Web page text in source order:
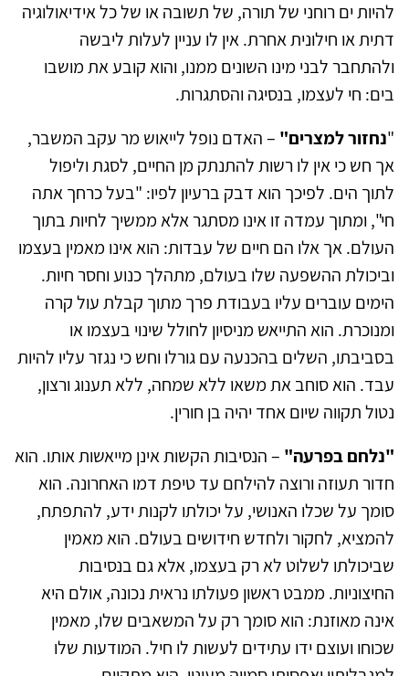
להיות ים רוחני של תורה, של תשובה או של כל אידיאולוגיה
דתית או חילונית אחרת. אין לו עניין לעלות ליבשה
ולהתחבר לבני מינו השונים ממנו, והוא קובע את מושבו
בים: חי לעצמו, בנסיגה והסתגרות.
"נחזור למצרים" – האדם נופל לייאוש מר עקב המשבר,
אך חש כי אין לו רשות להתנתק מן החיים, לסגת וליפול
לתוך הים. לפיכך הוא דבק ברעיון לפיו: "בעל כרחך אתה
חי", ומתוך עמדה זו אינו מסתגר אלא ממשיך לחיות בתוך
העולם. אך אלו הם חיים של עבדות: הוא אינו מאמין בעצמו
וביכולת ההשפעה שלו בעולם, מתהלך כנוע וחסר חיות.
הימים עוברים עליו בעבודת פרך מתוך קבלת עול קרה
ומנוכרת. הוא התייאש מניסיון לחולל שינוי בעצמו או
בסביבתו, השלים בהכנעה עם גורלו וחש כי נגזר עליו להיות
עבד. הוא סוחב את משאו ללא שמחה, ללא תענוג ורצון,
נטול תקווה שיום אחד יהיה בן חורין.
"נלחם בפרעה" – הנסיבות הקשות אינן מייאשות אותו. הוא
חדור תעוזה ורוצה להילחם עד טיפת דמו האחרונה. הוא
סומך על שכלו האנושי, על יכולתו לקנות ידע, להתפתח,
להמציא, לחקור ולחדש חידושים בעולם. הוא מאמין
שביכולתו לשלוט לא רק בעצמו, אלא גם בנסיבות
החיצוניות. ממבט ראשון פעולתו נראית נכונה, אולם היא
אינה מאוזנת: הוא סומך רק על המשאבים שלו, מאמין
שכוחו ועוצם ידו עתידים לעשות לו חיל. המודעות שלו